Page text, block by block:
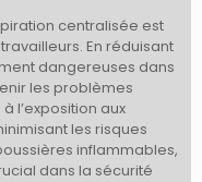
centralisée est
En réduisant
dangereuses dans
les problèmes
l’exposition aux
les risques
inflammables,
dans la sécurité